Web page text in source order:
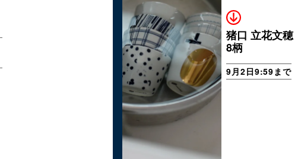
猪口 立花文穂
8柄
9月2日9:59まで